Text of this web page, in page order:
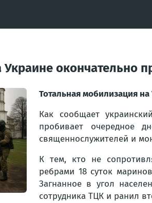
окончательно
Тотальная мобилизация
Как сообщает
пробивает очередное
священнослужителей и
К тем, кто не
ребрами 18 суток
Загнанное в угол
сотрудника ТЦК и ранил